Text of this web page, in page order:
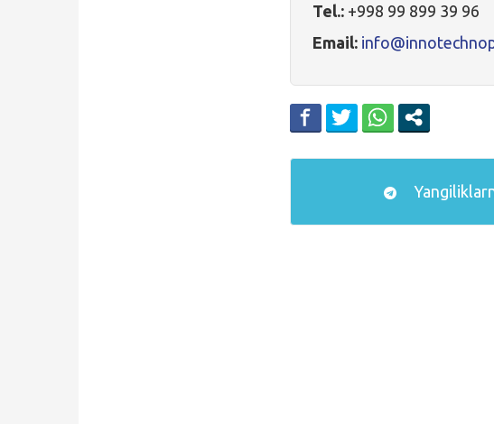
Tel.: +998 99 899 39 96
Email: